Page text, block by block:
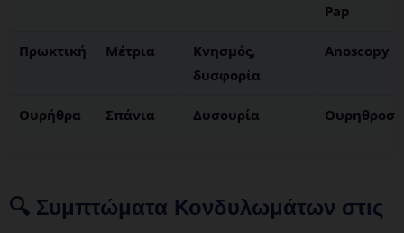
Pap
Πρωκτική Μέτρια
Κνησμός,
δυσφορία
Anoscopy
Ουρήθρα Σπάνια Δυσουρία
🔍 Συμπτώματα Κονδυλωμάτων στις